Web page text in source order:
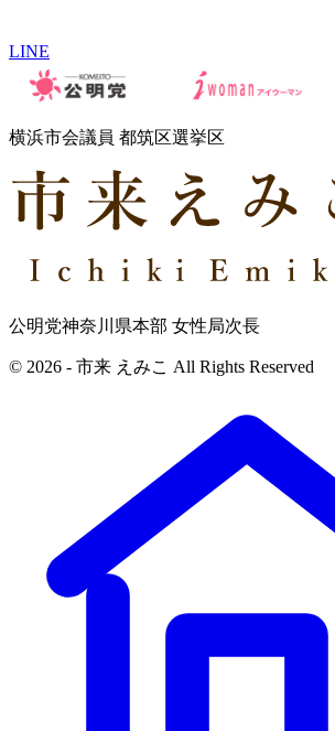
LINE
横浜市会議員 都筑区選挙区
公明党神奈川県本部 女性局次長
© 2026 - 市来 えみこ All Rights Reserved